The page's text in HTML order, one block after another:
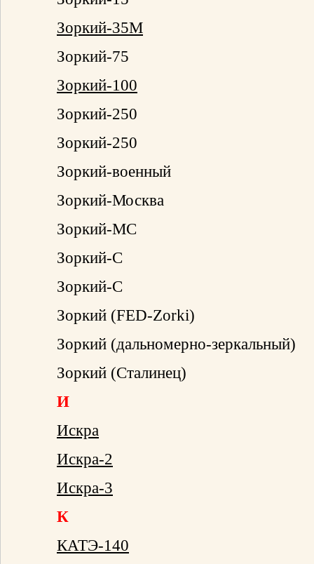
Зоркий-35М
Зоркий-75
Зоркий-100
Зоркий-250
Зоркий-250
Зоркий-военный
Зоркий-Москва
Зоркий-МС
Зоркий-С
Зоркий-С
Зоркий (FED-Zorki)
Зоркий (дальномерно-зеркальный)
Зоркий (Сталинец)
И
Искра
Искра-2
Искра-3
К
КАТЭ-140